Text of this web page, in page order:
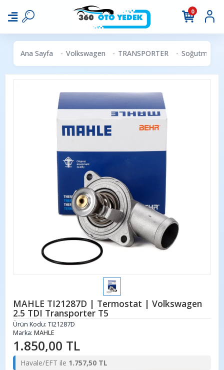
0
Ana Sayfa Volkswagen TRANSPORTER Soğutma &
MAHLE TI21287D | Termostat | Volkswagen
2.5 TDI Transporter T5
Ürün Kodu: TI21287D
Marka: MAHLE
1.850,00 TL
Havale/EFT ile 1.757,50 TL